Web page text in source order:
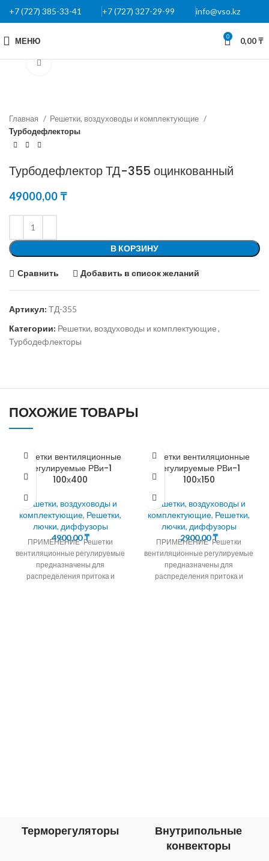
+7 (727) 385-33-41 +7 (727) 327-29-99 info@vso.kz
МЕНЮ 0 0,00₸
Главная
Решетки, воздуховоды и комплектующие
Турбодефлекторы
Турбодефлектор ТД-355 оцинкованный
49000,00₸
В КОРЗИНУ
Сравнить Добавить в список желаний
Артикул: ТД-355
Категории: Решетки, воздуховоды и комплектующие,
Турбодефлекторы
ПОХОЖИЕ ТОВАРЫ
Решетки вентиляционные
регулируемые РВи-1
100х400
Решетки, воздуховоды и
комплектующие, Решетки,
лючки, диффузоры
4900,00₸
ПРИМЕНЕНИЕ Решетки
вентиляционные регулируемые
предназначены для
распределения притока и
Решетки вентиляционные
регулируемые РВи-1
100х150
Решетки, воздуховоды и
комплектующие, Решетки,
лючки, диффузоры
2900,00₸
ПРИМЕНЕНИЕ Решетки
вентиляционные регулируемые
предназначены для
распределения притока и
Терморегуляторы
Внутрипольные
конвекторы